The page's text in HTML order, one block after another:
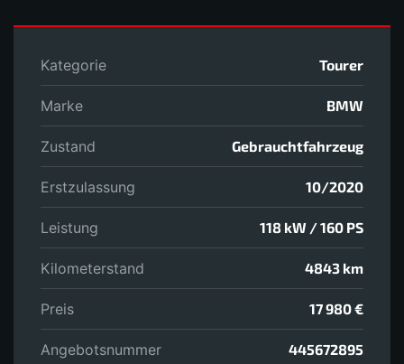
Kategorie Tourer
Marke BMW
Zustand Gebrauchtfahrzeug
Erstzulassung 10/2020
Leistung 118 kW / 160 PS
Kilometerstand 4843 km
Preis 17 980 €
Angebotsnummer 445672895